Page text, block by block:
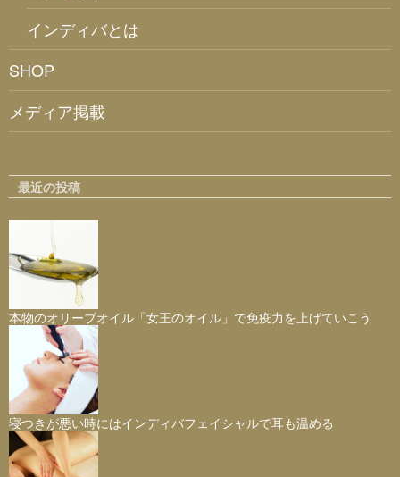
インディバとは
SHOP
メディア掲載
最近の投稿
本物のオリーブオイル「女王のオイル」で免疫力を上げていこう
寝つきが悪い時にはインディバフェイシャルで耳も温める